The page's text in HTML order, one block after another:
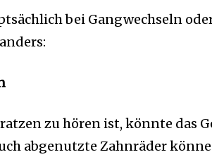
bei Gangwechseln
zu hören ist, könnte das
abgenutzte Zahnräder